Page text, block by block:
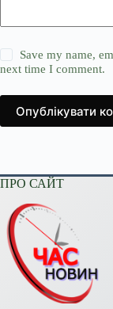
Save my name,
next time I comment.
Опублікувати
ПРО САЙТ